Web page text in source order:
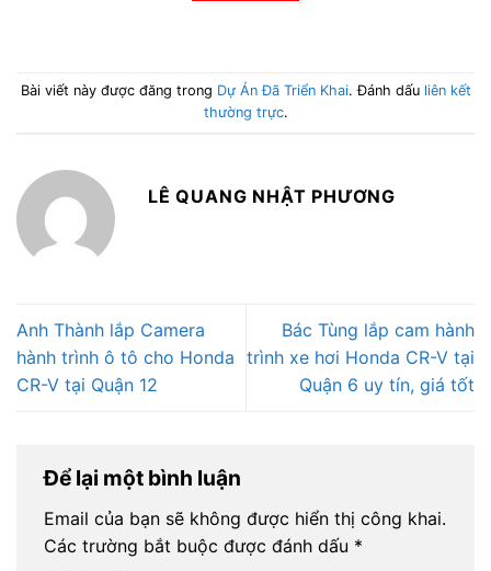
Bài viết này được đăng trong Dự Án Đã Triển Khai. Đánh dấu liên kết
thường trực.
LÊ QUANG NHẬT PHƯƠNG
Anh Thành lắp Camera
hành trình ô tô cho Honda
CR-V tại Quận 12
Bác Tùng lắp cam hành
trình xe hơi Honda CR-V tại
Quận 6 uy tín, giá tốt
Để lại một bình luận
Email của bạn sẽ không được hiển thị công khai.
Các trường bắt buộc được đánh dấu *